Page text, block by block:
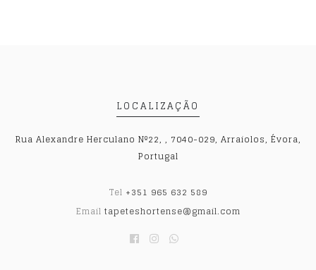
LOCALIZAÇÃO
Rua Alexandre Herculano Nº22, , 7040-029, Arraiolos, Évora,
Portugal
Tel +351 965 632 589
Email tapeteshortense@gmail.com